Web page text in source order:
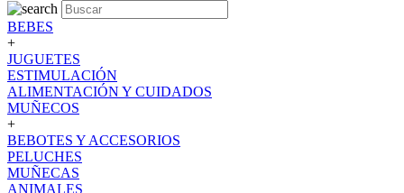
BEBES
+
JUGUETES
ESTIMULACIÓN
ALIMENTACIÓN Y CUIDADOS
MUÑECOS
+
BEBOTES Y ACCESORIOS
PELUCHES
MUÑECAS
ANIMALES